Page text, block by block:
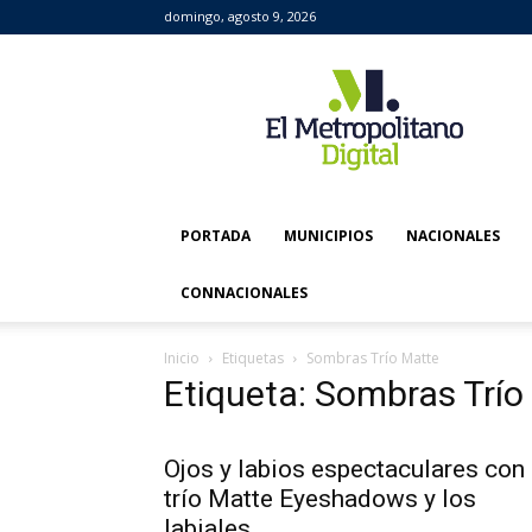
domingo, agosto 9, 2026
Metropolitano
Digital
PORTADA MUNICIPIOS NACIONALES
CONNACIONALES
Inicio Etiquetas Sombras Trío Matte
Etiqueta: Sombras
Ojos y labios espectaculares con
trío Matte Eyeshadows y los